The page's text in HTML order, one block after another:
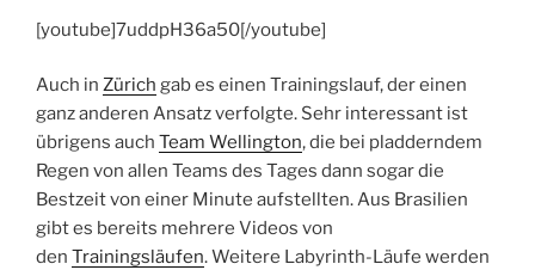
[youtube]7uddpH36a50[/youtube]
Auch in Zürich gab es einen Trainingslauf, der einen
ganz anderen Ansatz verfolgte. Sehr interessant ist
übrigens auch Team Wellington, die bei pladderndem
Regen von allen Teams des Tages dann sogar die
Bestzeit von einer Minute aufstellten. Aus Brasilien
gibt es bereits mehrere Videos von
den Trainingsläufen. Weitere Labyrinth-Läufe werden